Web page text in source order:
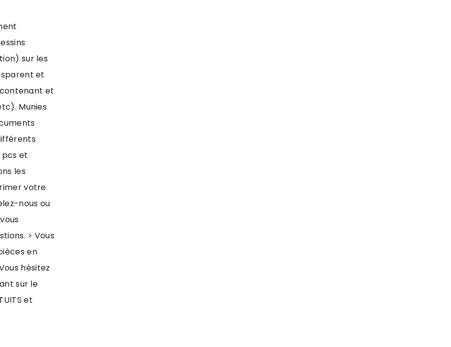
sur les
et
et
Munies
et
les
votre
nous ou
> Vous
en
hésitez
sur le
et